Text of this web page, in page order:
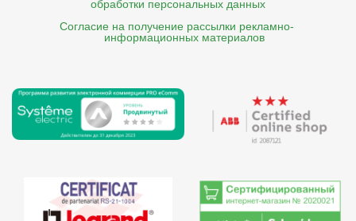
обработки персональных данных
Согласие на получение рассылки рекламно-
    информационных материалов